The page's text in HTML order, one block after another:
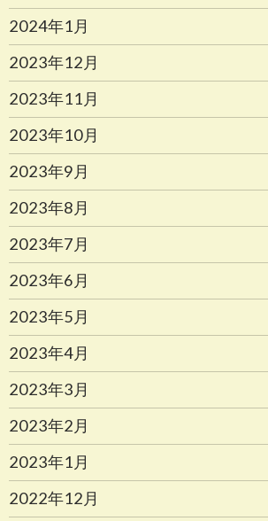
2024年1月
2023年12月
2023年11月
2023年10月
2023年9月
2023年8月
2023年7月
2023年6月
2023年5月
2023年4月
2023年3月
2023年2月
2023年1月
2022年12月